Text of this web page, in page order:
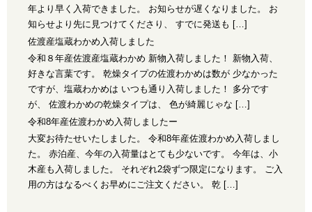
年より早く入荷できました。 お知らせが遅くなりました。 お
知らせより先に見つけてくださり、 すでに発送も […]
佐渡産塩蔵わかめ入荷しました
令和８年産佐渡産塩蔵わかめ 新物入荷しました！ 新物入荷、
好きな言葉です。 乾燥タイプの佐渡わかめは数が 少なかった
ですが、塩蔵わかめは いつも通り入荷しました！ 多分です
が、 佐渡わかめの乾燥タイプは、 色が綺麗じゃな […]
令和8年産佐渡わかめ入荷しましたー
大変お待たせいたしました。 令和8年産佐渡わかめ入荷しまし
た。 赤泊産、今年の入荷量はとても少ないです。 今年は、小
木産も入荷しました。 それぞれ2袋ずつ限定になります。 ご入
用の方はなるべくお早めにご注文ください。 乾 […]